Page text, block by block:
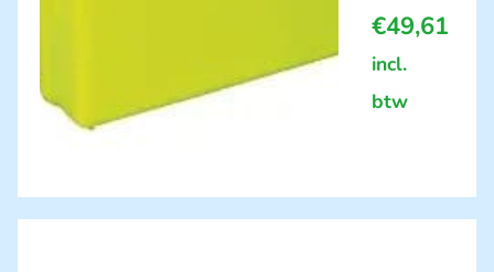
€49,61
incl.
btw